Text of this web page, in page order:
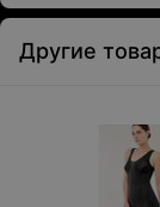
Другие